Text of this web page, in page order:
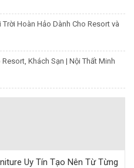
Hoàn Hảo Dành Cho Resort và
Khách Sạn | Nội Thất Minh
Uy Tín Tạo Nên Từ Từng